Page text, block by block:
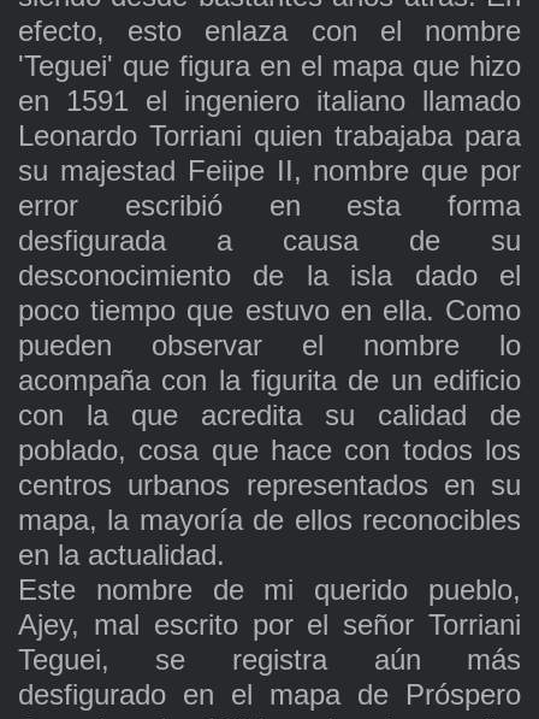
efecto, esto enlaza con el nombre
'Teguei' que figura en el mapa que hizo
en 1591 el ingeniero italiano llamado
Leonardo Torriani quien trabajaba para
su majestad Feiipe II, nombre que por
error escribió en esta forma
desfigurada a causa de su
desconocimiento de la isla dado el
poco tiempo que estuvo en ella. Como
pueden observar el nombre lo
acompaña con la figurita de un edificio
con la que acredita su calidad de
poblado, cosa que hace con todos los
centros urbanos representados en su
mapa, la mayoría de ellos reconocibles
en la actualidad.
Este nombre de mi querido pueblo,
Ajey, mal escrito por el señor Torriani
Teguei, se registra aún más
desfigurado en el mapa de Próspero